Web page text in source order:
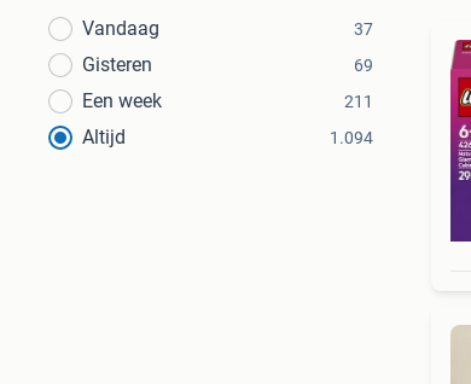
Vandaag
37
Gisteren 69
Een week 211
Altijd 1.094